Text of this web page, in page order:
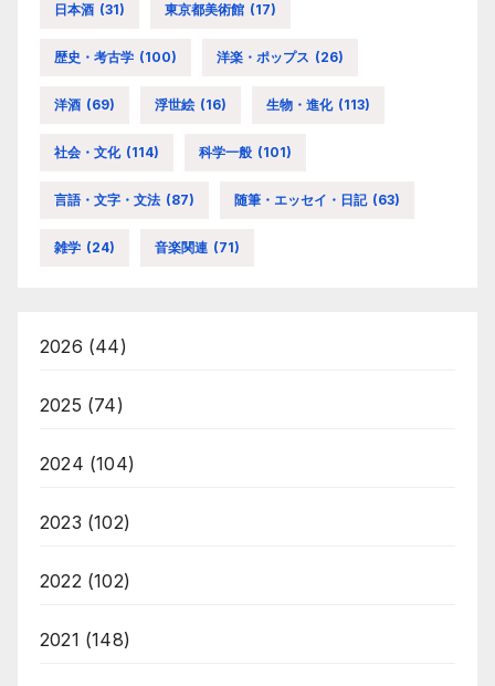
日本酒 (31) 東京都美術館 (17)
歴史・考古学 (100) 洋楽・ポップス (26)
洋酒 (69) 浮世絵 (16) 生物・進化 (113)
社会・文化 (114) 科学一般 (101)
言語・文字・文法 (87) 随筆・エッセイ・日記 (63)
雑学 (24) 音楽関連 (71)
2026 (44)
2025 (74)
2024 (104)
2023 (102)
2022(102)
2021 (148)